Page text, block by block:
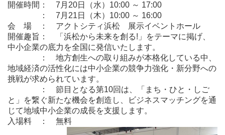
開催時間： 7月20日（水）10:00 ～ 17:00
： 7月21日（木）10:00 ～ 16:00
会 場 ： アクトシティ浜松 展示イベントホール
開催趣旨： 「浜松から未来を創る!」をテーマに掲げ、
中小企業の底力を全国に発信いたします。
： 地方創生への取り組みが本格化している中、
地域経済の活性化には中小企業の競争力強化・新分野への
挑戦が求められています。
： 節目となる第10回は、「まち・ひと・しご
と」を繋ぐ新たな機会を創造し、ビジネスマッチングを通
じて地域中小企業の成長を支援します。
入場料 ： 無料